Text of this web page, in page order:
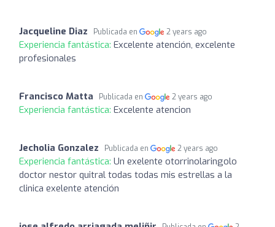
Jacqueline Diaz Publicada en 2 years ago
Experiencia fantástica: Excelente atención, excelente
profesionales
Francisco Matta Publicada en 2 years ago
Experiencia fantástica: Excelente atencion
Jecholia Gonzalez Publicada en 2 years ago
Experiencia fantástica: Un exelente otorrinolaringolo
doctor nestor quitral todas todas mis estrellas a la
clinica exelente atención